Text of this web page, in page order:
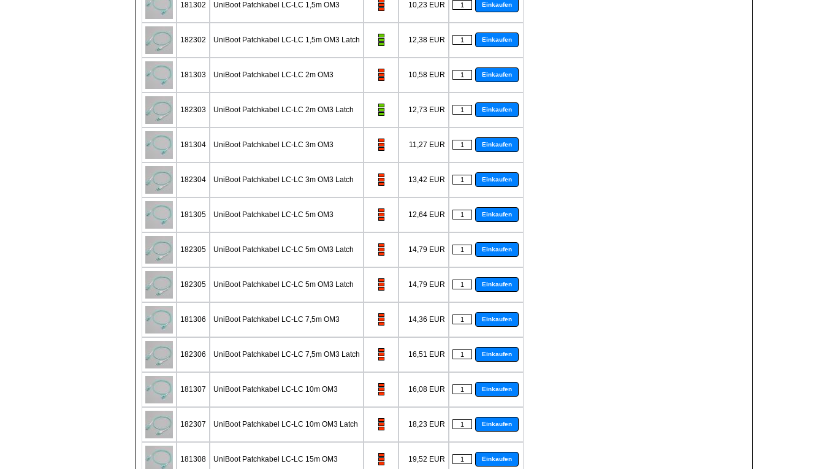
181302 UniBoot Patchkabel LC-LC 1,5m OM3 10,23 EUR Einkaufen
182302 UniBoot Patchkabel LC-LC 1,5m OM3 Latch 12,38 EUR Einkaufen
181303 UniBoot Patchkabel LC-LC 2m OM3 10,58 EUR Einkaufen
182303 UniBoot Patchkabel LC-LC 2m OM3 Latch 12,73 EUR Einkaufen
181304 UniBoot Patchkabel LC-LC 3m OM3 11,27 EUR Einkaufen
182304 UniBoot Patchkabel LC-LC 3m OM3 Latch 13,42 EUR Einkaufen
181305 UniBoot Patchkabel LC-LC 5m OM3 12,64 EUR Einkaufen
182305 UniBoot Patchkabel LC-LC 5m OM3 Latch 14,79 EUR Einkaufen
182305 UniBoot Patchkabel LC-LC 5m OM3 Latch 14,79 EUR Einkaufen
181306 UniBoot Patchkabel LC-LC 7,5m OM3 14,36 EUR Einkaufen
182306 UniBoot Patchkabel LC-LC 7,5m OM3 Latch 16,51 EUR Einkaufen
181307 UniBoot Patchkabel LC-LC 10m OM3 16,08 EUR Einkaufen
182307 UniBoot Patchkabel LC-LC 10m OM3 Latch 18,23 EUR Einkaufen
181308 UniBoot Patchkabel LC-LC 15m OM3 19,52 EUR Einkaufen